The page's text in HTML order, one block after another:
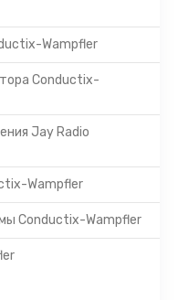
Wampfler
Conductix-
Jay Radio
Wampfler
Conductix-Wampfler